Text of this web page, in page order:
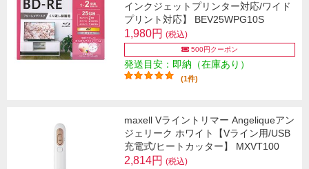
インクジェットプリンター対応/ワイド
プリント対応】 BEV25WPG10S
1,980円 (税込)
500円クーポン
発送目安：即納（在庫あり）
(1件)
maxell Vライントリマー Angeliqueアン
ジェリーク ホワイト【Vライン用/USB
充電式/ヒートカッター】 MXVT100
2,814円 (税込)